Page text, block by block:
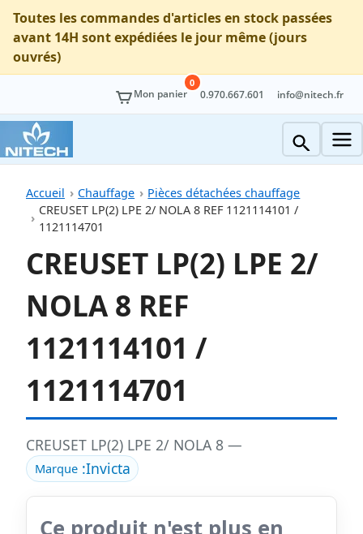
Toutes les commandes d'articles en stock passées
avant 14H sont expédiées le jour même (jours
ouvrés)
Mon panier
0
0.970.667.601 info@nitech.fr
Accueil Chauffage
Pièces détachées chauffage
CREUSET LP(2) LPE 2/ NOLA 8 REF 1121114101 /
1121114701
CREUSET LP(2) LPE 2/
NOLA 8 REF
1121114101 /
1121114701
CREUSET LP(2) LPE 2/ NOLA 8 —
Marque:Invicta
Ce produit n'est plus en